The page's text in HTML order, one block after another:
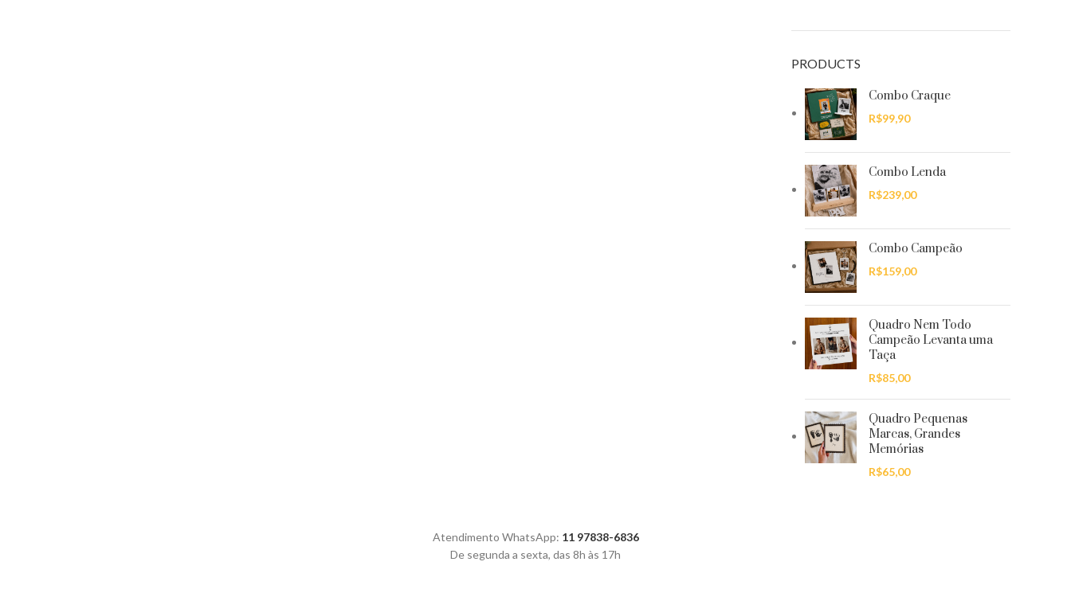
PRODUCTS
Combo Craque
R$99,90
Combo Lenda
R$239,00
Combo Campeão
R$159,00
Quadro Nem Todo
Campeão Levanta uma
Taça
R$85,00
Quadro Pequenas
Marcas, Grandes
Memórias
R$65,00
Atendimento WhatsApp: 11 97838-6836
De segunda a sexta, das 8h às 17h